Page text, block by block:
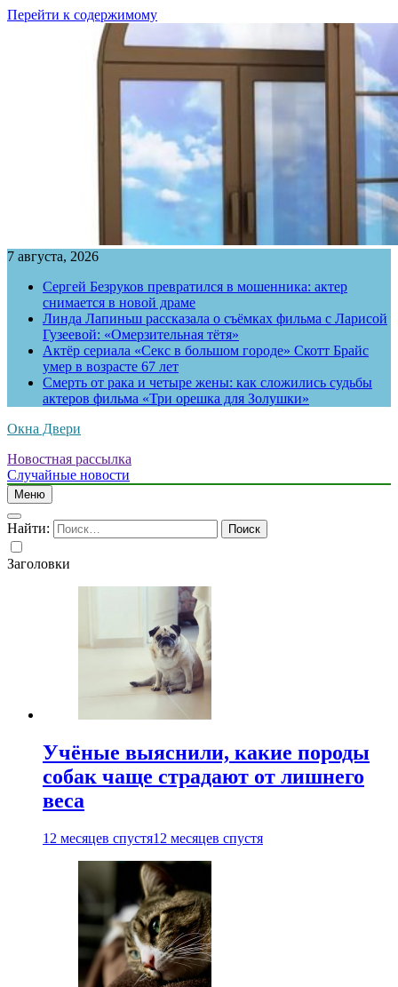
Перейти к содержимому
7 августа, 2026
Сергей Безруков превратился в мошенника: актер
снимается в новой драме
Линда Лапиньш рассказала о съёмках фильма с Ларисой
Гузеевой: «Омерзительная тётя»
Актёр сериала «Секс в большом городе» Скотт Брайс
умер в возрасте 67 лет
Смерть от рака и четыре жены: как сложились судьбы
актеров фильма «Три орешка для Золушки»
Окна Двери
Новостная рассылка
Случайные новости
Меню
Найти:
Заголовки
Учёные выяснили, какие породы
собак чаще страдают от лишнего
веса
12 месяцев спустя12 месяцев спустя